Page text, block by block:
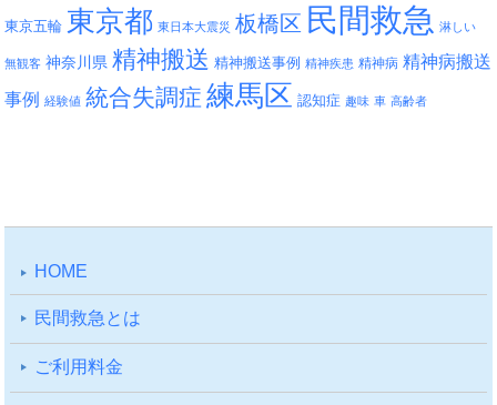
東京五輪 東京都 東日本大震災 板橋区 民間救急 淋しい
無観客 神奈川県 精神搬送 精神搬送事例 精神疾患 精神病 精神病搬送
事例
経験値 統合失調症 練馬区 認知症 趣味 車 高齢者
HOME
⺠間救急とは
ご利⽤料⾦